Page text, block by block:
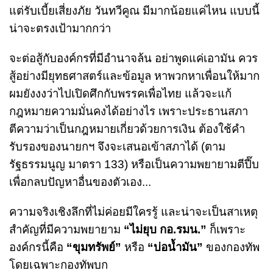
แต่รับเบี้ยเสี่ยงภัย วันทวีคูณ มีมากน้อยแค่ไหน แบบนี้
น่าจะตรงเป้ามากกว่า
จะต่อสู้กับองค์กรที่มีอำนาจล้น อย่าพูดแค่เอามัน ควร
สู้อย่างมียุทธศาสตร์และข้อมูล หาพวกหาเพื่อนให้มาก
ผมยังงงว่าไปเปิดศึกกับพรรคเพื่อไทย แล้วจะแก้
กฎหมายความมั่นคงได้อย่างไร เพราะประธานสภา
ตีความว่าเป็นกฎหมายเกี่ยวด้วยการเงิน ต้องใช้คำ
รับรองของนายกฯ จึงจะเสนอเข้าสภาได้ (ตาม
รัฐธรรมนูญ มาตรา 133) หรือเป็นความพยายามตีปี๊บ
เพื่อกลบปัญหาอื่นของตัวเอง...
ความจริงเชิงลึกที่ไม่ค่อยมีใครรู้ และน่าจะเป็นสาเหตุ
สำคัญที่มีความพยายาม “ไม่ยุบ กอ.รมน.” ก็เพราะ
องค์กรนี้คือ “ขุมทรัพย์” หรือ “บ่อน้ำมัน” ของกองทัพ
โดยเฉพาะกองทัพบก